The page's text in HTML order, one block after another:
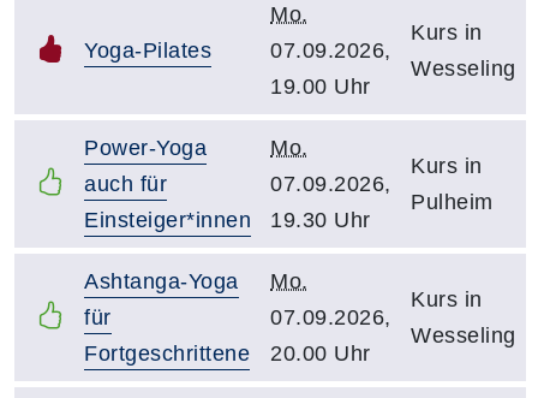
Yoga-Pilates
Mo.
07.09.2026,
19.00 Uhr
Kurs in
Wesseling
Power-Yoga
auch für
Einsteiger*innen
Mo.
07.09.2026,
19.30 Uhr
Kurs in
Pulheim
Ashtanga-Yoga
für
Fortgeschrittene
Mo.
07.09.2026,
20.00 Uhr
Kurs in
Wesseling